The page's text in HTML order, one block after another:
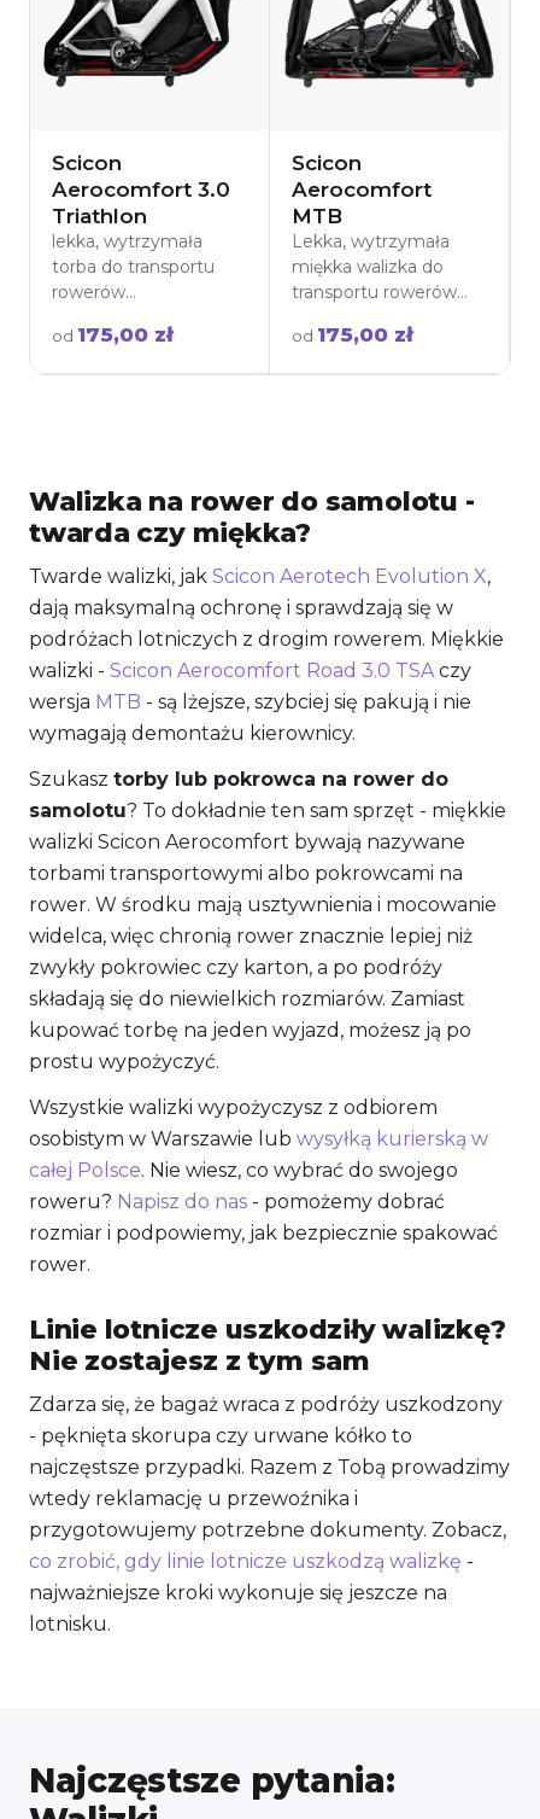
odbiorem w
Warszawie.
Scicon
Aerocomfort 3.0
Triathlon
lekka, wytrzymała
torba do transportu
rowerów
rower bez
konieczności
od 175,00 zł
Scicon
Aerocomfort
MTB
Lekka, wytrzymała
miękka walizka do
transportu rowerów
Kompatybilna z XC, All
Mountain, Trail, Enduro,
w Warszawie!
od 175,00 zł
Walizka na rower do samolotu -
twarda czy miękka?
Twarde walizki, jak Scicon Aerotech Evolution X,
dają maksymalną ochronę i sprawdzają się w
podróżach lotniczych z drogim rowerem. Miękkie
walizki - Scicon Aerocomfort Road 3.0 TSAczy
wersja MTB - są lżejsze, szybciej się pakują i nie
wymagają demontażu kierownicy.
Szukasz torby lub pokrowca na rower do
samolotu? To dokładnie ten sam sprzęt - miękkie
walizki Scicon Aerocomfort bywają nazywane
torbami transportowymi albo pokrowcami na
rower. W środku mają usztywnienia i mocowanie
widelca, więc chronią rower znacznie lepiej niż
zwykły pokrowiec czy karton, a po podróży
składają się do niewielkich rozmiarów. Zamiast
kupować torbę na jeden wyjazd, możesz ją po
prostu wypożyczyć.
Wszystkie walizki wypożyczysz z odbiorem
osobistym w Warszawie lub wysyłką kurierską w
całej Polsce. Nie wiesz, co wybrać do swojego
roweru? Napisz do nas - pomożemy dobrać
rozmiar i podpowiemy, jak bezpiecznie spakować
rower.
Linie lotnicze uszkodziły walizkę?
Nie zostajesz z tym sam
Zdarza się, że bagaż wraca z podróży uszkodzony
- pęknięta skorupa czy urwane kółko to
najczęstsze przypadki. Razem z Tobą prowadzimy
wtedy reklamację u przewoźnika i
przygotowujemy potrzebne dokumenty. Zobacz,
co zrobić, gdy linie lotnicze uszkodzą walizkę -
najważniejsze kroki wykonuje się jeszcze na
lotnisku.
Najczęstsze pytania: